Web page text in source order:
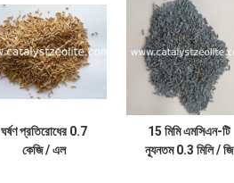
ঘর্ষণ প্রতিরোধের 0.7
কেজি / এল
15 মিমি এমসিএন-টি
ন্যূনতম 0.3 মিলি / জি